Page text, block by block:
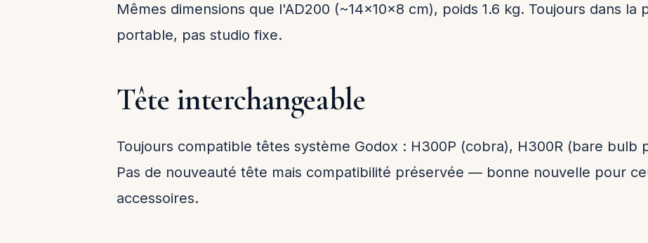
Mêmes dimensions que l'AD200 (~14×10×8 cm), poids 1.6 kg. Toujours dans la
portable, pas studio fixe.
Tête interchangeable
Toujours compatible têtes système Godox : H300P (cobra), H300R (bare bulb
Pas de nouveauté tête mais compatibilité préservée — bonne nouvelle pour
accessoires.